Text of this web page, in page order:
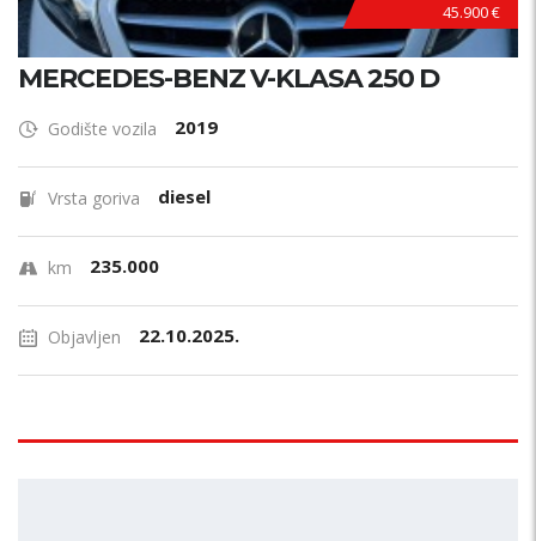
45.900 €
MERCEDES-BENZ V-KLASA 250 D
Godište vozila 2019
Vrsta goriva diesel
km 235.000
Objavljen 22.10.2025.